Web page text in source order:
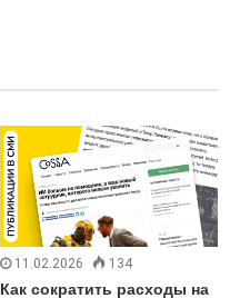
11.02.2026 134
Как сократить расходы на